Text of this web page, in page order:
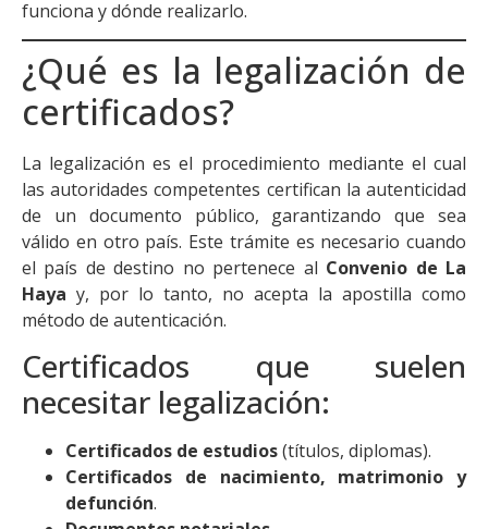
funciona y dónde realizarlo.
¿Qué es la legalización de
certificados?
La legalización es el procedimiento mediante el cual
las autoridades competentes certifican la autenticidad
de un documento público, garantizando que sea
válido en otro país. Este trámite es necesario cuando
el país de destino no pertenece al Convenio de La
Haya y, por lo tanto, no acepta la apostilla como
método de autenticación.
Certificados que suelen
necesitar legalización:
Certificados de estudios(títulos, diplomas).
Certificados de nacimiento, matrimonio y
defunción.